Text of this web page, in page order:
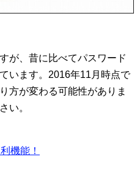
が、昔に比べてパスワード
います。2016年11月時点で
方が変わる可能性がありま
い。
機能！